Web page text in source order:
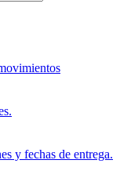
y fechas de entrega.